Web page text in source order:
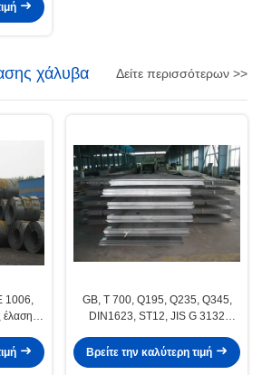
χάλυβα Δείτε περισσότερων >>
1006,
mm
GB, T 700, Q195, Q235, Q345,
DIN1623, ST12, JIS G 3132
φύλλου
Βρείτε την καλύτερη τιμή